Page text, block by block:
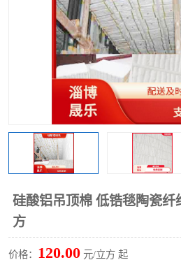
硅酸铝吊顶棉 低锆毯陶瓷纤
方
价格： 120.00 元/立方 起